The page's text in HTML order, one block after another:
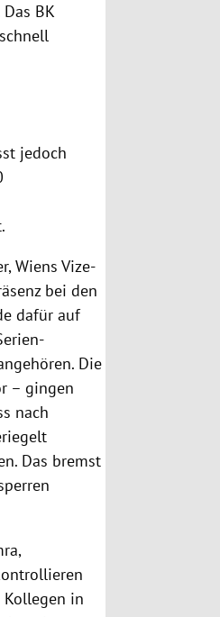
BK
jedoch
,Wiens Vize-
bei den
dafür auf
Die
– gingen
nach
Das bremst
Kollegen in